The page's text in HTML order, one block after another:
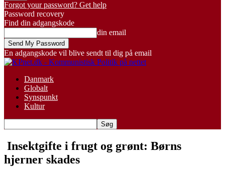
Forgot your password? Get help
Password recovery
Find din adgangskode
din email
En adgangskode vil blive sendt til dig på email
Danmark
Globalt
Synspunkt
Kultur
Insektgifte i frugt og grønt: Børns
hjerner skades